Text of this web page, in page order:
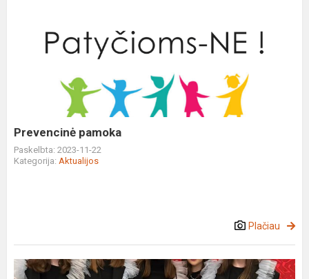
pamoka
Prevencinė pamoka
Paskelbta: 2023-11-22
Kategorija: Aktualijos
Plačiau
"Prząśniczka"